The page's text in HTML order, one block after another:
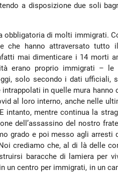
a disposizione due soli
obbligatoria di molti immigrati.
che hanno attraversato
mai dimenticare i 14 morti
erano proprio immigrati – le
solo secondo i dati ufficiali,
in quelle mura hanno
al loro interno, anche nelle
intanto, mentre continua la
dell’assassino del nostro
grado e poi messo agli
crediamo che, al di là delle
baracche di lamiera per
un centro per immigrati, in un